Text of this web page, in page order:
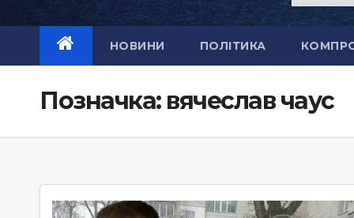
НОВИНИ ПОЛІТИКА
Позначка: вячеслав чаус